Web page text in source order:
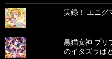
実録！ エニグ
黒猫女神 プリ
のイタズラば